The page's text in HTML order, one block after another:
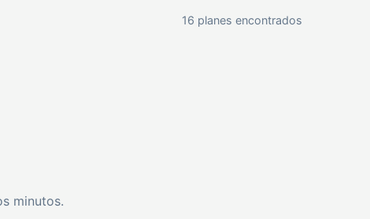
16 planes encontrados
minutos.